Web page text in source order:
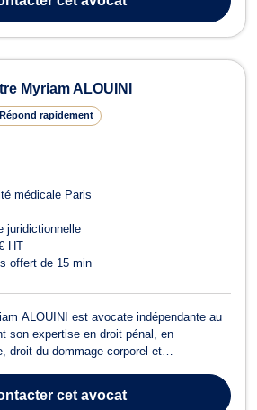
Myriam ALOUINI
Répond rapidement
médicale Paris
juridictionnelle
HT
offert de 15 min
ALOUINI est avocate indépendante au
son expertise en droit pénal, en
droit du dommage corporel et
ALOUINI s'engage à défendre les
professionnalis...
cet avocat